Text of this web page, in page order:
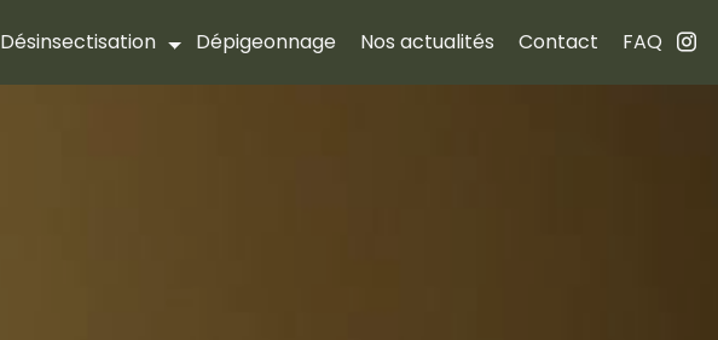
Désinsectisation Dépigeonnage Nos actualités Contact FAQ